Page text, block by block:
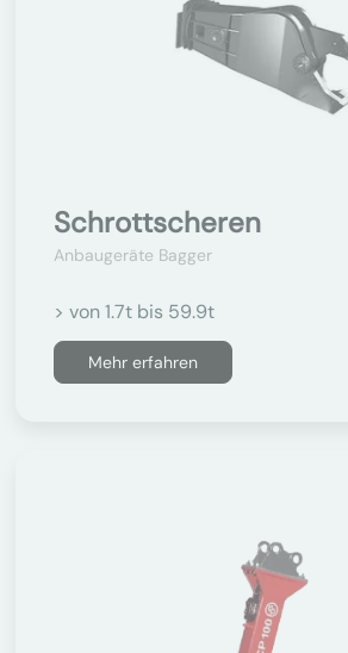
Schrottscheren
Anbaugeräte Bagger
> von 1.7t bis 59.9t
Mehr erfahren